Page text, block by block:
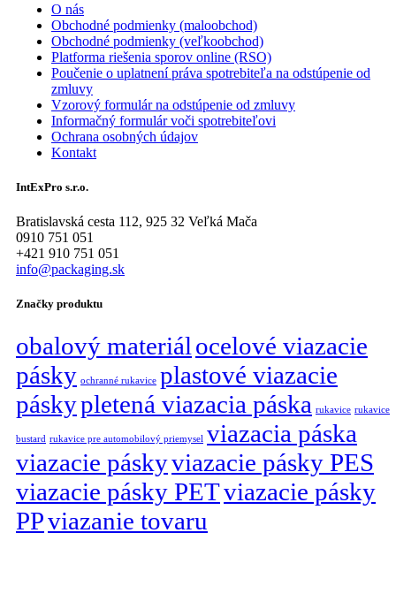
O nás
Obchodné podmienky (maloobchod)
Obchodné podmienky (veľkoobchod)
Platforma riešenia sporov online (RSO)
Poučenie o uplatnení práva spotrebiteľa na odstúpenie od
zmluvy
Vzorový formulár na odstúpenie od zmluvy
Informačný formulár voči spotrebiteľovi
Ochrana osobných údajov
Kontakt
IntExPro s.r.o.
Bratislavská cesta 112, 925 32 Veľká Mača
0910 751 051
+421 910 751 051
info@packaging.sk
Značky produktu
obalový materiál ocelové viazacie
pásky ochranné rukavice plastové viazacie
páskypletená viazacia páska rukavice rukavice
bustard rukavice pre automobilový priemysel viazacia páska
viazacie páskyviazacie pásky PES
viazacie pásky PETviazacie pásky
PPviazanie tovaru